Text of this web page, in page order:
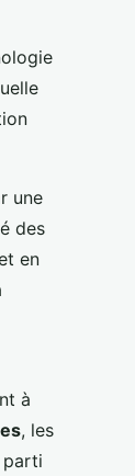
une
des
en
à
, les
parti